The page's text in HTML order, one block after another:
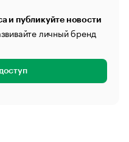
и публикуйте новости
личный бренд